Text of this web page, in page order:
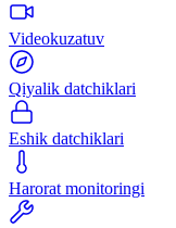
Videokuzatuv
Qiyalik datchiklari
Eshik datchiklari
Harorat monitoringi